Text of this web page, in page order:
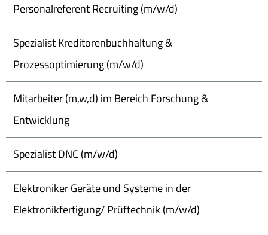
Personalreferent Recruiting (m/w/d)
Spezialist Kreditorenbuchhaltung &
Prozessoptimierung (m/w/d)
Mitarbeiter (m,w,d) im Bereich Forschung &
Entwicklung
Spezialist DNC (m/w/d)
Elektroniker Geräte und Systeme in der
Elektronikfertigung/ Prüftechnik (m/w/d)